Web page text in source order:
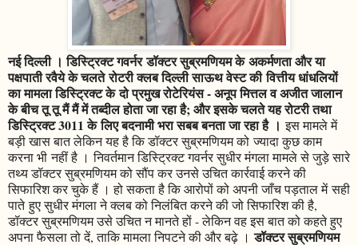
नई दिल्ली । डिस्ट्रिक्ट गवर्नरडॉक्टर सुब्रमणियम के अकर्मणता और या
पक्षपाती रवैये के चलते रोटरी क्लब दिल्ली साऊथ वेस्ट की वित्तीय धांधलियों
का मामला डिस्ट्रिक्ट केदो प्रमुख रोटेरियंस - अनूप मित्तल व अजीत जालान
के बीच तू तू मैं मैं में तब्दील होता जा रहा है; और इसके चलते यह रोटरी तथा
डिस्ट्रिक्ट 3011 के लिए बदनामी भरा सबब बनता जा रहा है ।इस मामले में
बड़ी खास बात लेकिन यह है कि डॉक्टर सुब्रमणियम को ज्यादा कुछ काम
करना भी नहीं है । निवर्तमान डिस्ट्रिक्ट गवर्नर सुधीर मंगला मामले से जुड़े सारे
तथ्य डॉक्टर सुब्रमणियम को सौंप कर उनसे उचित कार्रवाई करने की
सिफारिश कर चुके हैं । हो सकता है कि आरोपों को अपनी जाँच पड़ताल में सही
पाते हुए सुधीर मंगला ने क्लब को निलंबित करने की जो सिफारिश की है,
डॉक्टर सुब्रमणियम उसे उचित न मानते हों - लेकिन वह इस बात को कहते हुए
अपना फैसला तो दें, ताकि मामला निपटने की और बढ़े ।डॉक्टर सुब्रमणियम